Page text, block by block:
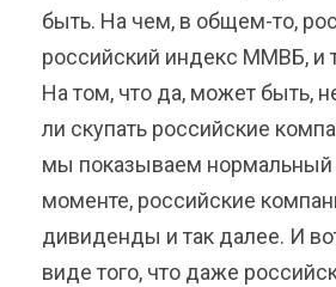
быть. На чем, в общем-то,
российский индекс ММВБ, и
На том, что да, может быть,
ли скупать российские
мы показываем нормальный
моменте, российские
дивиденды и так далее. И
виде того, что даже